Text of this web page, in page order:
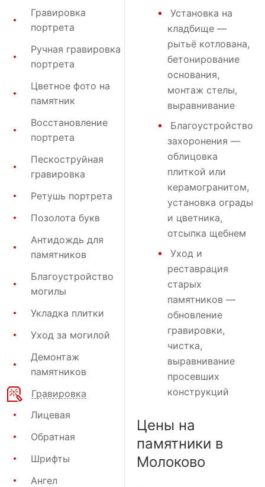
Гравировка
портрета
Ручная гравировка
портрета
Цветное фото на
памятник
Восстановление
портрета
Пескоструйная
гравировка
Ретушь портрета
Позолота букв
Антидождь для
памятников
Благоустройство
могилы
Укладка плитки
Уход за могилой
Демонтаж
памятников
Гравировка
Лицевая
Обратная
Шрифты
Ангел
Установка на
кладбище —
рытьё котлована,
бетонирование
основания,
монтаж стелы,
выравнивание
Благоустройство
захоронения —
облицовка
плиткой или
керамогранитом,
установка ограды
и цветника,
отсыпка щебнем
Уход и
реставрация
старых
памятников —
обновление
гравировки,
чистка,
выравнивание
просевших
конструкций
Цены на
памятники в
Молоково